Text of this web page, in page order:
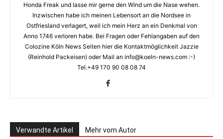
Honda Freak und lasse mir gerne den Wind um die Nase wehen.
Inzwischen habe ich meinen Lebensort an die Nordsee in
Ostfriesland verlagert, weil ich mein Herz an ein Denkmal von
Anno 1746 verloren habe. Bei Fragen oder Fehlangaben auf den
Colozine Köln News Seiten hier die Kontaktmöglichkeit Jazzie
(Reinhold Packeisen) oder Mail an info@koeln-news.com :-)
Tel.+49 170 90 08 08 74
Verwandte Artikel Mehr vom Autor